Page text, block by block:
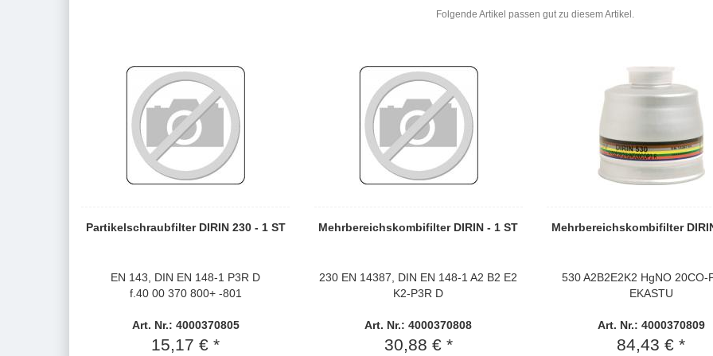
Folgende Artikel passen gut zu diesem Artikel.
Partikelschraubfilter DIRIN 230 - 1 ST
EN 143, DIN EN 148-1 P3R D
f.40 00 370 800+ -801
Art. Nr.: 4000370805
15,17 € *
Mehrbereichskombifilter DIRIN - 1 ST
230 EN 14387, DIN EN 148-1 A2 B2 E2
K2-P3R D
Art. Nr.: 4000370808
30,88 € *
Mehrbereichskombifilter
530 A2B2E2K2 HgNO 20CO-
EKASTU
Art. Nr.: 4000370809
84,43 € *